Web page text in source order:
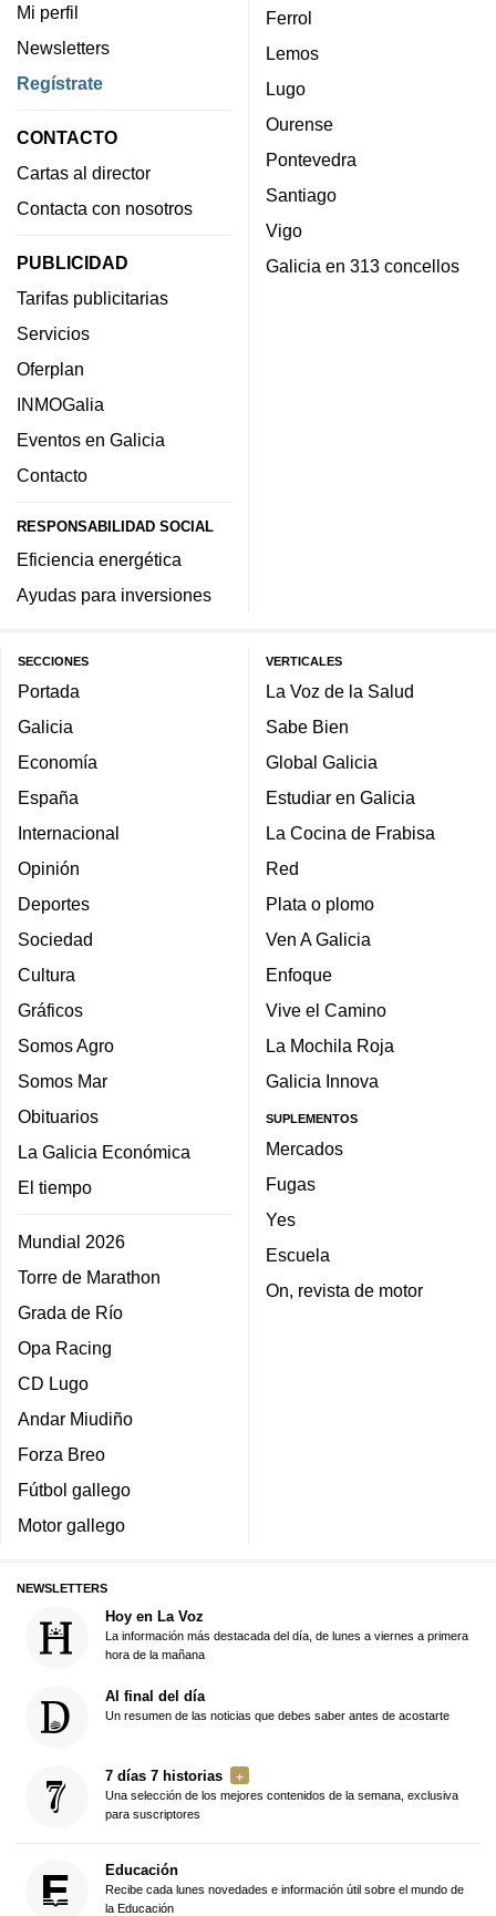
Mi perfil
Newsletters
Regístrate
CONTACTO
Cartas al director
Contacta con nosotros
PUBLICIDAD
Tarifas publicitarias
Servicios
Oferplan
INMOGalia
Eventos en Galicia
Contacto
RESPONSABILIDAD SOCIAL
Eficiencia energética
Ayudas para inversiones
Ferrol
Lemos
Lugo
Ourense
Pontevedra
Santiago
Vigo
Galicia en 313 concellos
SECCIONES
Portada
Galicia
Economía
España
Internacional
Opinión
Deportes
Sociedad
Cultura
Gráficos
Somos Agro
Somos Mar
Obituarios
La Galicia Económica
El tiempo
Mundial 2026
Torre de Marathon
Grada de Río
Opa Racing
CD Lugo
Andar Miudiño
Forza Breo
Fútbol gallego
Motor gallego
VERTICALES
La Voz de la Salud
Sabe Bien
Global Galicia
Estudiar en Galicia
La Cocina de Frabisa
Red
Plata o plomo
Ven A Galicia
Enfoque
Vive el Camino
La Mochila Roja
Galicia Innova
SUPLEMENTOS
Mercados
Fugas
Yes
Escuela
On, revista de motor
NEWSLETTERS
Hoy en La Voz
La información más destacada del día, de lunes a viernes a primera
hora de la mañana
Al final del día
Un resumen de las noticias que debes saber antes de acostarte
7 días 7 historias
Una selección de los mejores contenidos de la semana, exclusiva
para suscriptores
Educación
Recibe cada lunes novedades e información útil sobre el mundo de
la Educación